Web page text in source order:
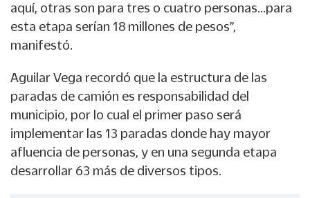
aquí, otras son para tres o cuatro personas...para
esta etapa serían 18 millones de pesos”,
manifestó.
Aguilar Vega recordó que la estructura de las
paradas de camión es responsabilidad del
municipio, por lo cual el primer paso será
implementar las 13 paradas donde hay mayor
afluencia de personas, y en una segunda etapa
desarrollar 63 más de diversos tipos.